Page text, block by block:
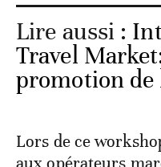
Lire aussi :
Travel
promotion de
Lors de ce
aux opérateurs